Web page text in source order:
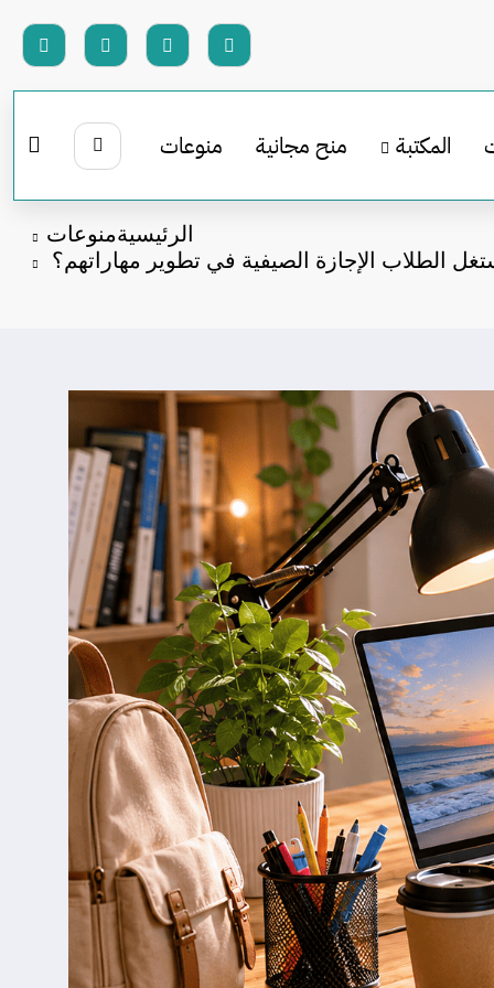
المكتبة منح مجانية منوعات
الرئيسيةمنوعات
الطلاب الإجازة الصيفية في تطوير مهاراتهم؟